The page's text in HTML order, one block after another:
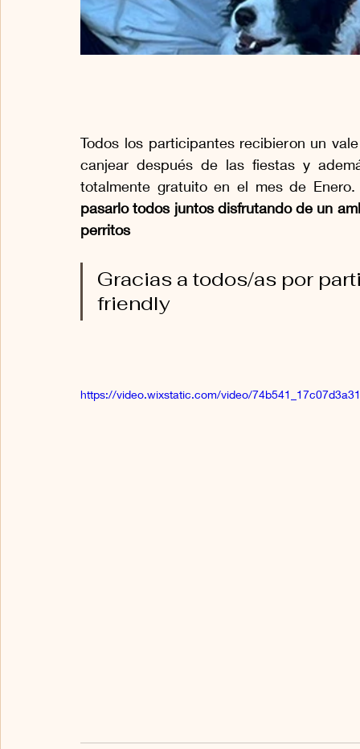
Todos los participantes recibieron un
canjear después de las fiestas y
totalmente gratuito en el mes de
pasarlo todos juntos disfrutando de un
perritos
Gracias a todos/as por
friendly
https://video.wixstatic.com/video/